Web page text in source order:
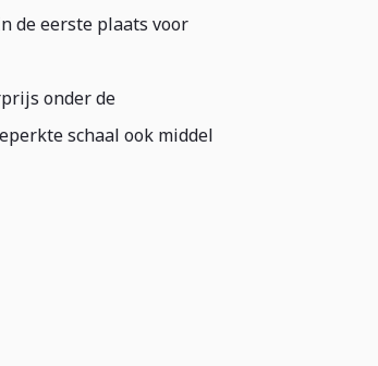
de eerste plaats voor
onder de
schaal ook middel